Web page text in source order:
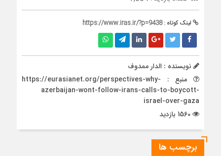
لینک کوتاه :https://www.iras.ir/?p=9438
نویسنده : الدار ممدوف
منبع : https://eurasianet.org/perspectives-why-
azerbaijan-wont-follow-irans-calls-to-boycott-
israel-over-gaza
برچسب ها